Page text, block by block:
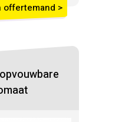
offertemand >